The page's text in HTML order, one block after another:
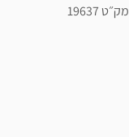
מק״ט 19637